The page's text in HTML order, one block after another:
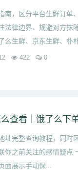
南，区分平台生鲜订单
法律边界、规避对方抹
生鲜、京东生鲜、朴朴
422 0
址完整查询教程，同时
你之前关注的感情疑点
面展示手动保...